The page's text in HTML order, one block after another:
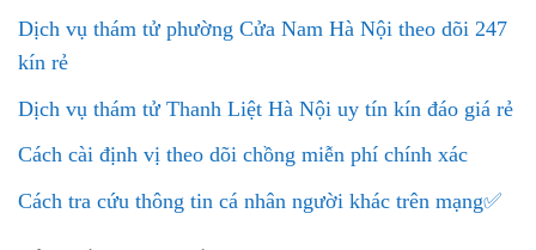
Dịch vụ thám tử phường Cửa Nam Hà Nội theo dõi 247
kín rẻ
Dịch vụ thám tử Thanh Liệt Hà Nội uy tín kín đáo giá rẻ
Cách cài định vị theo dõi chồng miễn phí chính xác
Cách tra cứu thông tin cá nhân người khác trên mạng✅